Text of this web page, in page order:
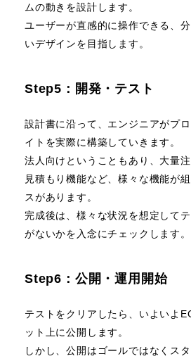
ムの動きを設計します。
ユーザーが直感的に操作できる、
いデザインを目指します。
Step5：開発・テスト
設計書に沿って、エンジニアがプ
イトを実際に構築していきます。
法人向けということもあり、大量
見積もり機能など、様々な機能が
スがあります。
完成後は、様々な状況を想定して
がないかを入念にチェックします。
Step6：公開・運用開始
テストをクリアしたら、いよいよ
ット上に公開します。
しかし、公開はゴールではなくス